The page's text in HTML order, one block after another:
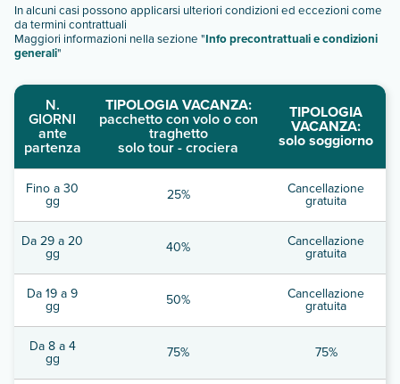
In alcuni casi possono applicarsi ulteriori condizioni ed eccezioni come
da termini contrattuali
Maggiori informazioni nella sezione "Info precontrattuali e condizioni
generali"
N.
GIORNI
ante
partenza
TIPOLOGIA VACANZA:
pacchetto con volo o con
traghetto
solo tour - crociera
TIPOLOGIA
VACANZA:
solo soggiorno
Fino a 30
gg 25% Cancellazione
gratuita
Da 29 a 20
gg 40% Cancellazione
gratuita
Da 19 a 9
gg 50% Cancellazione
gratuita
Da 8 a 4
gg 75% 75%